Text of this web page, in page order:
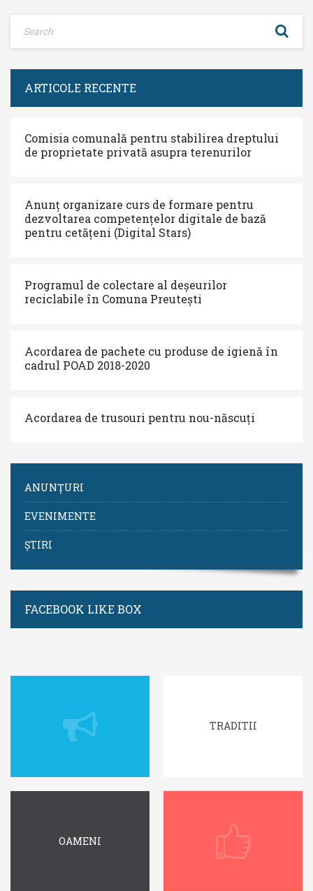
ARTICOLE RECENTE
Comisia comunală pentru stabilirea dreptului
de proprietate privată asupra terenurilor
Anunț organizare curs de formare pentru
dezvoltarea competențelor digitale de bază
pentru cetățeni (Digital Stars)
Programul de colectare al deșeurilor
reciclabile în Comuna Preutești
Acordarea de pachete cu produse de igienă în
cadrul POAD 2018-2020
Acordarea de trusouri pentru nou-născuți
ANUNȚURI
EVENIMENTE
ȘTIRI
FACEBOOK LIKE BOX
TRADITII
OAMENI